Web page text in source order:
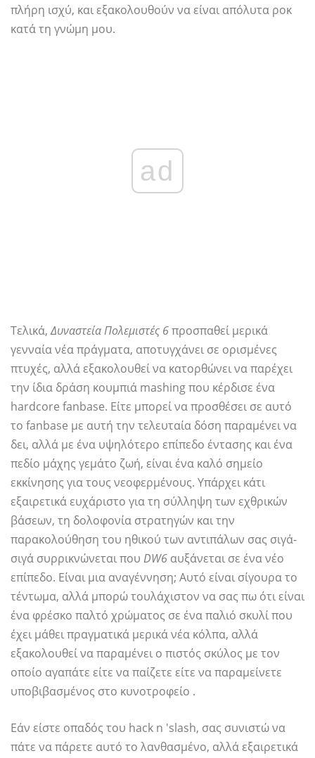
πλήρη ισχύ, και εξακολουθούν να είναι απόλυτα ροκ
κατά τη γνώμη μου.
ad
Τελικά,Δυναστεία Πολεμιστές 6προσπαθεί μερικά
γενναία νέα πράγματα, αποτυγχάνει σε ορισμένες
πτυχές, αλλά εξακολουθεί να κατορθώνει να παρέχει
την ίδια δράση κουμπιά mashing που κέρδισε ένα
hardcore fanbase. Είτε μπορεί να προσθέσει σε αυτό
το fanbase με αυτή την τελευταία δόση παραμένει να
δει, αλλά με ένα υψηλότερο επίπεδο έντασης και ένα
πεδίο μάχης γεμάτο ζωή, είναι ένα καλό σημείο
εκκίνησης για τους νεοφερμένους. Υπάρχει κάτι
εξαιρετικά ευχάριστο για τη σύλληψη των εχθρικών
βάσεων, τη δολοφονία στρατηγών και την
παρακολούθηση του ηθικού των αντιπάλων σας σιγά-
σιγά συρρικνώνεται που DW6 αυξάνεται σε ένα νέο
επίπεδο. Είναι μια αναγέννηση; Αυτό είναι σίγουρα το
τέντωμα, αλλά μπορώ τουλάχιστον να σας πω ότι είναι
ένα φρέσκο ​​παλτό χρώματος σε ένα παλιό σκυλί που
έχει μάθει πραγματικά μερικά νέα κόλπα, αλλά
εξακολουθεί να παραμένει ο πιστός σκύλος με τον
οποίο αγαπάτε είτε να παίζετε είτε να παραμείνετε
υποβιβασμένος στο κυνοτροφείο .
Εάν είστε οπαδός του hack n 'slash, σας συνιστώ να
πάτε να πάρετε αυτό το λανθασμένο, αλλά εξαιρετικά